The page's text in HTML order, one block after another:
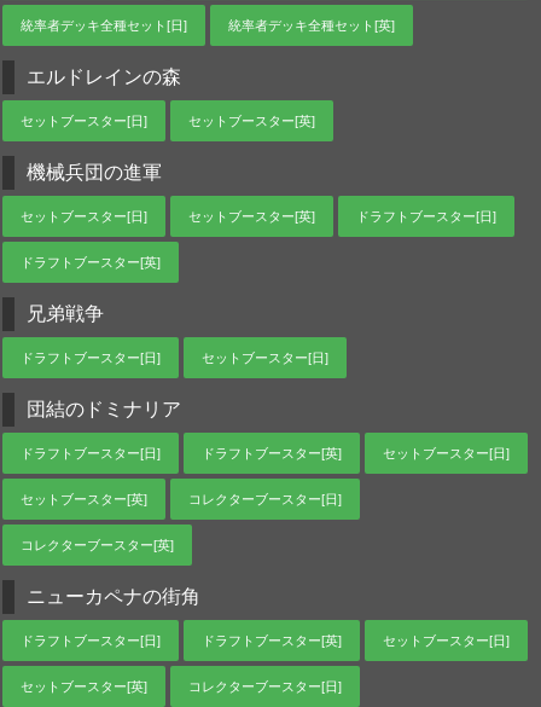
統率者デッキ全種セット[日] 統率者デッキ全種セット[英]
エルドレインの森
セットブースター[日] セットブースター[英]
機械兵団の進軍
セットブースター[日] セットブースター[英] ドラフトブースター[日]
ドラフトブースター[英]
兄弟戦争
ドラフトブースター[日] セットブースター[日]
団結のドミナリア
ドラフトブースター[日] ドラフトブースター[英] セットブースター[日]
セットブースター[英] コレクターブースター[日]
コレクターブースター[英]
ニューカペナの街角
ドラフトブースター[日] ドラフトブースター[英] セットブースター[日]
セットブースター[英] コレクターブースター[日]